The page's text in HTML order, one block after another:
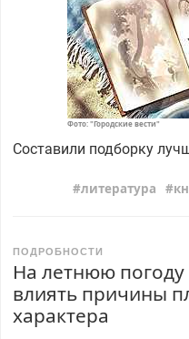
Фото: "Городские вести"
Составили подборку
литература
ПОДРОБНОСТИ
На летнюю погоду
влиять причины
характера